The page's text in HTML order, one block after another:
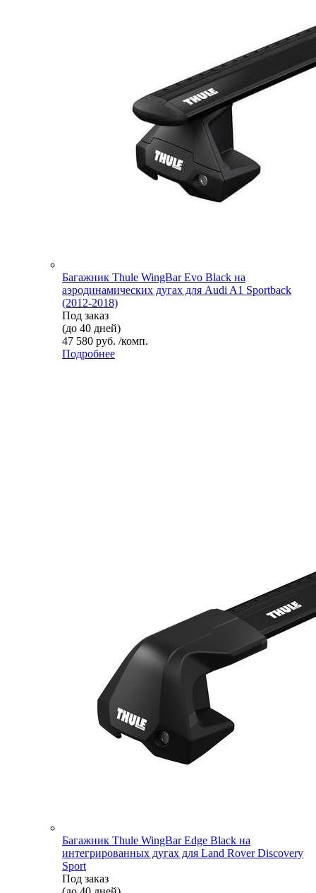
Багажник Thule WingBar Evo Black на
аэродинамических дугах для Audi A1 Sportback
(2012-2018)
Под заказ
(до 40 дней)
47 580 руб. /комп.
Подробнее
Багажник Thule WingBar Edge Black на
интегрированных дугах для Land Rover Discovery
Sport
Под заказ